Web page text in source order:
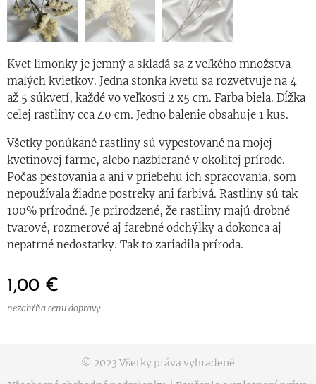
Kvet limonky je jemný a skladá sa z veľkého množstva
malých kvietkov. Jedna stonka kvetu sa rozvetvuje na 4
až 5 súkvetí, každé vo veľkosti 2 x5 cm. Farba biela. Dĺžka
celej rastliny cca 40 cm. Jedno balenie obsahuje 1 kus.
Všetky ponúkané rastliny sú vypestované na mojej
kvetinovej farme, alebo nazbierané v okolitej prírode.
Počas pestovania a ani v priebehu ich spracovania, som
nepoužívala žiadne postreky ani farbivá. Rastliny sú tak
100% prírodné. Je prirodzené, že rastliny majú drobné
tvarové, rozmerové aj farebné odchýlky a dokonca aj
nepatrné nedostatky. Tak to zariadila príroda.
1,00 €
nezahŕňa cenu dopravy
© 2023 Všetky práva vyhradené